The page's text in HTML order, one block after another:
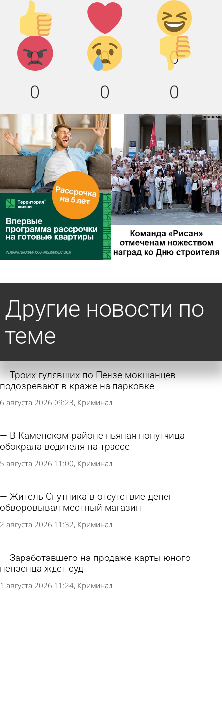
Палец
вверх!
0
Лайк!
0
Дикий
смех!
0
Агрессия!
0
Грусть :
(
0
Палец
вниз!
0
Другие новости по
теме
Троих гулявших по Пензе мокшанцев
подозревают в краже на парковке
6 августа 2026 09:23 Криминал
В Каменском районе пьяная попутчица
обокрала водителя на трассе
5 августа 2026 11:00 Криминал
Житель Спутника в отсутствие денег
обворовывал местный магазин
2 августа 2026 11:32 Криминал
Заработавшего на продаже карты юного
пензенца ждет суд
1 августа 2026 11:24 Криминал